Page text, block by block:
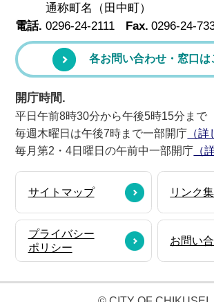
通称町名（田中町）
電話. 0296-24-2111 Fax. 0296-24-
各お問い合わせ・窓口は
開庁時間.
平日午前8時30分から午後5時15分まで
毎週木曜日は午後7時まで一部開庁 （
毎月第2・4日曜日の午前中一部開庁 （
サイトマップ リンク集
プライバシー
ポリシー
お問い